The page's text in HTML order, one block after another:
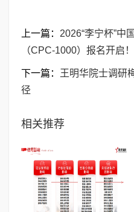
上一篇： 2026“李宁杯”中
（CPC-1000）报名开启！
下一篇：
王明华院士调研
径
相关推荐